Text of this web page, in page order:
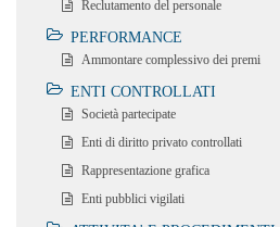
Reclutamento del personale
PERFORMANCE
Ammontare complessivo dei premi
ENTI CONTROLLATI
Società partecipate
Enti di diritto privato controllati
Rappresentazione grafica
Enti pubblici vigilati